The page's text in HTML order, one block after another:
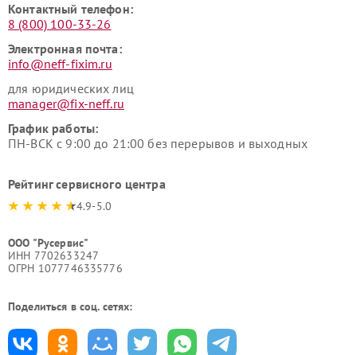
Контактный телефон:
8 (800) 100-33-26
Электронная почта:
info@neff-fixim.ru
для юридических лиц
manager@fix-neff.ru
График работы:
ПН-ВСК с 9:00 до 21:00 без перерывов и выходных
Рейтинг сервисного центра
4.9-5.0
ООО "Русервис"
ИНН 7702633247
ОГРН 1077746335776
Поделиться в соц. сетях: